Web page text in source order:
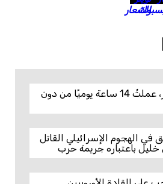
“لمدة خمسة أشهر، عملتُ 14 ساعة يوميًا من دون
في الهجوم الإسرائيلي القاتل
باعتباره جريمة حرب